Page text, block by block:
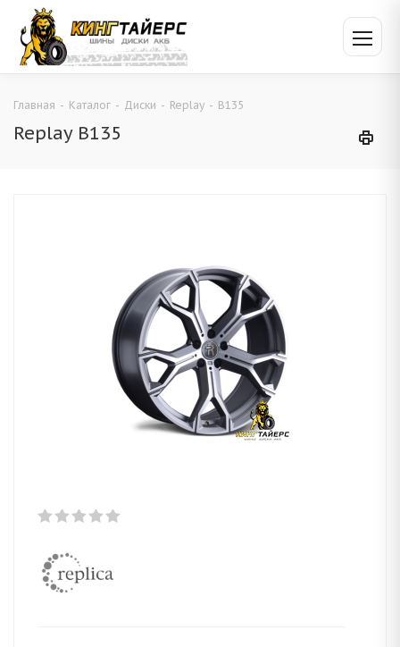
Главная - Каталог - Диски - Replay - B135
Replay B135